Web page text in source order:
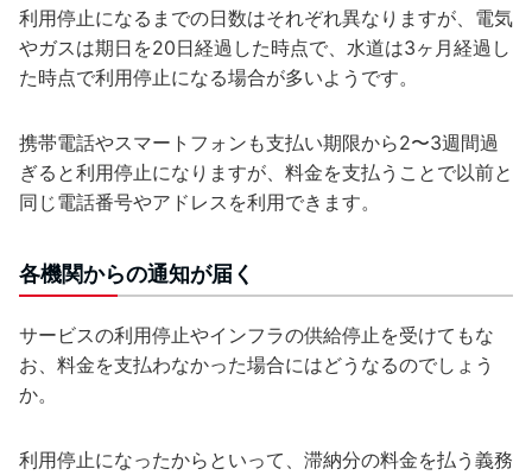
利用停止になるまでの日数はそれぞれ異なりますが、電気
やガスは期日を20日経過した時点で、水道は3ヶ月経過し
た時点で利用停止になる場合が多いようです。
携帯電話やスマートフォンも支払い期限から2〜3週間過
ぎると利用停止になりますが、料金を支払うことで以前と
同じ電話番号やアドレスを利用できます。
各機関からの通知が届く
サービスの利用停止やインフラの供給停止を受けてもな
お、料金を支払わなかった場合にはどうなるのでしょう
か。
利用停止になったからといって、滞納分の料金を払う義務